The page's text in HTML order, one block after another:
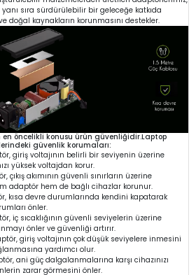
sıra sürdürülebilir bir geleceğe katkıda
doğal kaynakların korunmasını destekler.
en öncelikli konusu ürün güvenliğidir.Laptop
güvenlik korumaları:
giriş voltajının belirli bir seviyenin üzerine
yüksek voltajdan korur.
çıkış akımının güvenli sınırların üzerine
adaptör hem de bağlı cihazlar korunur.
kısa devre durumlarında kendini kapatarak
önler.
iç sıcaklığının güvenli seviyelerin üzerine
önler ve güvenliği artırır.
giriş voltajının çok düşük seviyelere inmesini
yardımcı olur.
ani güç dalgalanmalarına karşı cihazınızı
zarar görmesini önler.